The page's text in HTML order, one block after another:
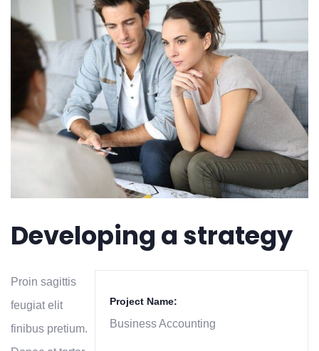
Developing a strategy
Project Name:
Business Accounting
Proin sagittis
feugiat elit
finibus pretium.